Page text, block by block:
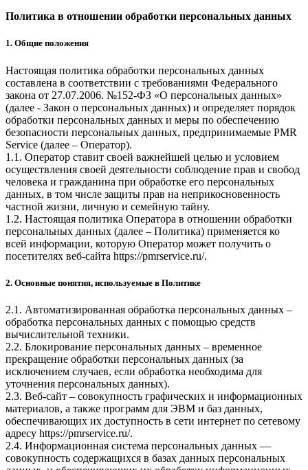
Политика в отношении обработки персональных данных
1. Общие положения
Настоящая политика обработки персональных данных
составлена в соответствии с требованиями Федерального
закона от 27.07.2006. №152-ФЗ «О персональных данных»
(далее - Закон о персональных данных) и определяет порядок
обработки персональных данных и меры по обеспечению
безопасности персональных данных, предпринимаемые PMR
Service (далее – Оператор).
1.1. Оператор ставит своей важнейшей целью и условием
осуществления своей деятельности соблюдение прав и свобод
человека и гражданина при обработке его персональных
данных, в том числе защиты прав на неприкосновенность
частной жизни, личную и семейную тайну.
1.2. Настоящая политика Оператора в отношении обработки
персональных данных (далее – Политика) применяется ко
всей информации, которую Оператор может получить о
посетителях веб-сайта https://pmrservice.ru/.
2. Основные понятия, используемые в Политике
2.1. Автоматизированная обработка персональных данных –
обработка персональных данных с помощью средств
вычислительной техники.
2.2. Блокирование персональных данных – временное
прекращение обработки персональных данных (за
исключением случаев, если обработка необходима для
уточнения персональных данных).
2.3. Веб-сайт – совокупность графических и информационных
материалов, а также программ для ЭВМ и баз данных,
обеспечивающих их доступность в сети интернет по сетевому
адресу https://pmrservice.ru/.
2.4. Информационная система персональных данных —
совокупность содержащихся в базах данных персональных